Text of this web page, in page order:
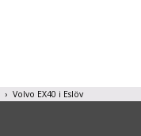
Volvo EX40 i Eslöv